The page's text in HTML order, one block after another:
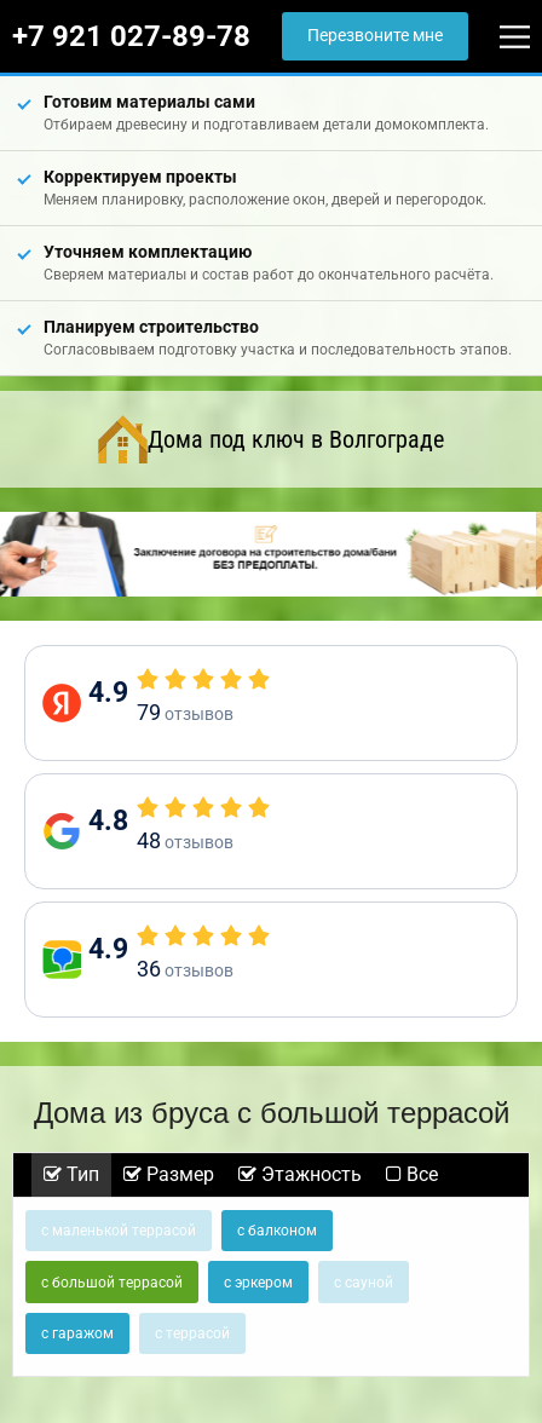
+7 921 027-89-78 Перезвоните мне
Готовим материалы сами
Отбираем древесину и подготавливаем детали домокомплекта.
Корректируем проекты
Меняем планировку, расположение окон, дверей и перегородок.
Уточняем комплектацию
Сверяем материалы и состав работ до окончательного расчёта.
Планируем строительство
Согласовываем подготовку участка и последовательность этапов.
Дома под ключ в Волгограде
4.9
79 отзывов
4.8
48 отзывов
4.9
36отзывов
Дома из бруса с большой террасой
Тип Размер Этажность Все
с маленькой террасой с балконом
с большой террасой с эркером с сауной
с гаражом с террасой